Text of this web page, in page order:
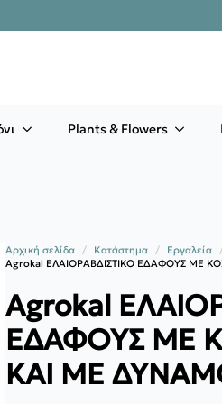
Plants & Flowers
Αρχική σελίδα Κατάστημα
Εργαλεία
Agrokal EΛΑΙΟΡΑΒΔΙΣΤΙΚΟ ΕΔΑΦΟΥΣ ΜΕ
Agrokal
ΕΔΑΦΟΥΣ ΜΕ
ΚΑΙ ΜΕ